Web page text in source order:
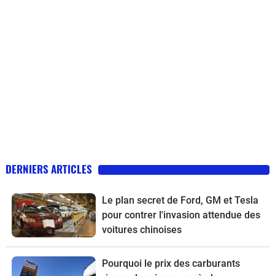
DERNIERS ARTICLES
Le plan secret de Ford, GM et Tesla
pour contrer l'invasion attendue des
voitures chinoises
Pourquoi le prix des carburants